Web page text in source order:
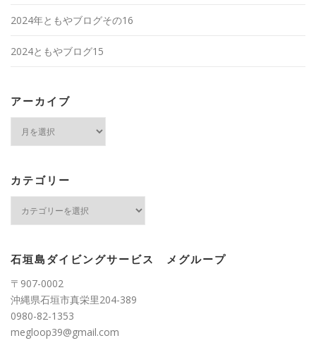
2024年ともやブログその16
2024ともやブログ15
アーカイブ
ブ
カテゴリー
ー
石垣島ダイビングサービス メグループ
〒907-0002
沖縄県石垣市真栄里204-389
0980-82-1353
megloop39@gmail.com